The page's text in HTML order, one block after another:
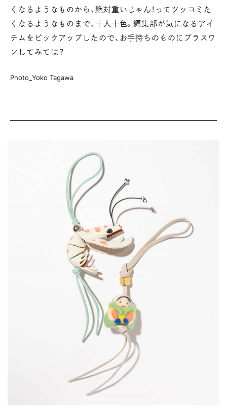
くなるようなものから、 絶対重いじゃん！ってツッコミた
くなるようなものまで、十人十色。編集部が気になるアイ
テムをピックアップしたので、お手持ちのものにプラスワ
ンしてみては？
Photo_Yoko Tagawa